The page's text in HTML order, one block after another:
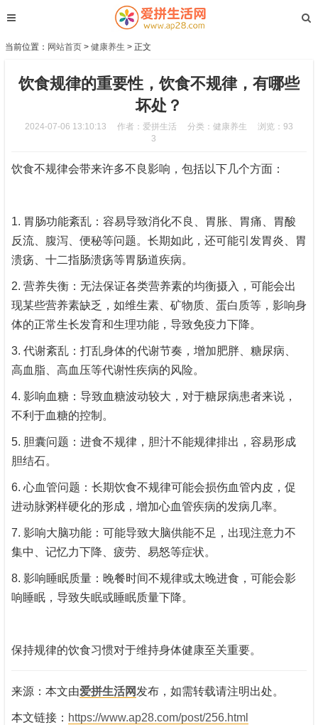
当前位置： 网站首页 > 健康养生 > 正文
饮食规律的重要性，饮食不规律，有哪些
坏处？
2024-07-06 13:10:13 作者：爱拼生活 分类： 健康养生
浏览：93
3
饮食不规律会带来许多不良影响，包括以下几个方面：
1. 胃肠功能紊乱：容易导致消化不良、胃胀、胃痛、胃酸
反流、腹泻、便秘等问题。长期如此，还可能引发胃炎、胃
溃疡、十二指肠溃疡等胃肠道疾病。
2. 营养失衡：无法保证各类营养素的均衡摄入，可能会出
现某些营养素缺乏，如维生素、矿物质、蛋白质等，影响身
体的正常生长发育和生理功能，导致免疫力下降。
3. 代谢紊乱：打乱身体的代谢节奏，增加肥胖、糖尿病、
高血脂、高血压等代谢性疾病的风险。
4. 影响血糖：导致血糖波动较大，对于糖尿病患者来说，
不利于血糖的控制。
5. 胆囊问题：进食不规律，胆汁不能规律排出，容易形成
胆结石。
6. 心血管问题：长期饮食不规律可能会损伤血管内皮，促
进动脉粥样硬化的形成，增加心血管疾病的发病几率。
7. 影响大脑功能：可能导致大脑供能不足，出现注意力不
集中、记忆力下降、疲劳、易怒等症状。
8. 影响睡眠质量：晚餐时间不规律或太晚进食，可能会影
响睡眠，导致失眠或睡眠质量下降。
保持规律的饮食习惯对于维持身体健康至关重要。
来源：本文由爱拼生活网 发布，如需转载请注明出处。
本文链接： https://www.ap28.com/post/256.html